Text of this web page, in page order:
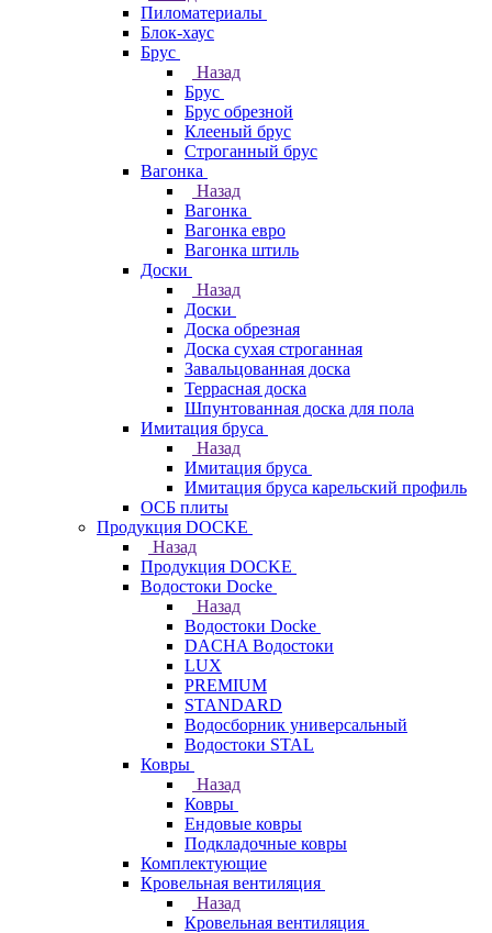
Пиломатериалы
Блок-хаус
Брус
Назад
Брус
Брус обрезной
Клееный брус
Строганный брус
Вагонка
Назад
Вагонка
Вагонка евро
Вагонка штиль
Доски
Назад
Доски
Доска обрезная
Доска сухая строганная
Завальцованная доска
Террасная доска
Шпунтованная доска для пола
Имитация бруса
Назад
Имитация бруса
Имитация бруса карельский профиль
ОСБ плиты
Продукция DOCKE
Назад
Продукция DOCKE
Водостоки Docke
Назад
Водостоки Docke
DACHA Водостоки
LUX
PREMIUM
STANDARD
Водосборник универсальный
Водостоки STAL
Ковры
Назад
Ковры
Ендовые ковры
Подкладочные ковры
Комплектующие
Кровельная вентиляция
Назад
Кровельная вентиляция